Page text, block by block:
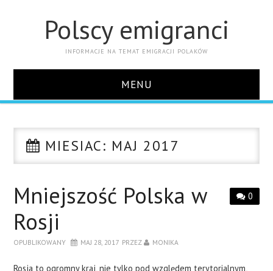
Polscy emigranci
INFORMACJE NA TEMAT EMIGRACJI POLAKÓW
MENU
KONTAKTMIESIAC: MAJ 2017
0
Mniejszość Polska w
Rosji
OPUBLIKOWANY MAJ 28, 2017 PRZEZ MONIKA
Rosja to ogromny kraj, nie tylko pod względem terytorialnym,